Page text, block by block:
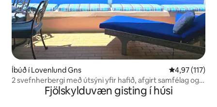
Íbúð í Lovenlund Gns 4,97 af 5 í
4,97 (117)
2 svefnherbergi með útsýni yfir hafið, afgirt samfélag og
Fjölskylduvæn gisting í húsi